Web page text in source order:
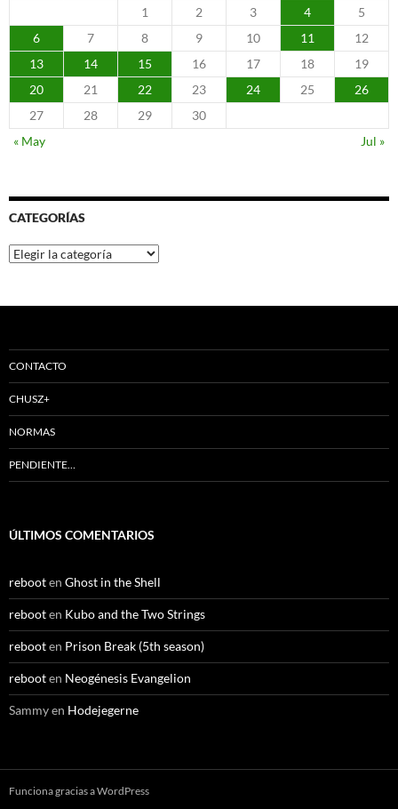
1
2 3 4
5
6
7 8 9 10 11
12
13
14 15 16 17 18
19
20
21 22 23 24 25
26
27
28 29
30
« May
Jul »
CATEGORÍAS
Categorías
CONTACTO
CHUSZ+
NORMAS
PENDIENTE…
ÚLTIMOS COMENTARIOS
rebooten Ghost in the Shell
rebooten Kubo and the Two Strings
rebooten Prison Break (5th season)
rebooten Neogénesis Evangelion
Sammyen Hodejegerne
Funciona gracias a WordPress